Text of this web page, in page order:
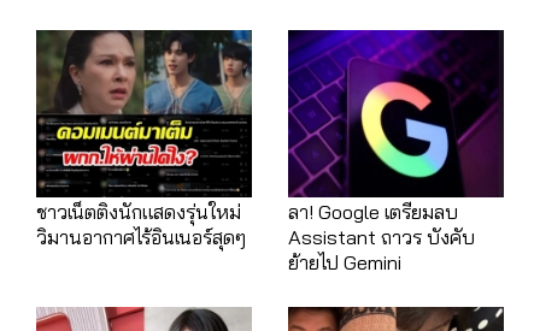
ชาวเน็ตติงนักแสดงรุ่นใหม่
วิมานอากาศไร้อินเนอร์สุดๆ
ลา! Google เตรียมลบ
Assistant ถาวร บังคับ
ย้ายไป Gemini